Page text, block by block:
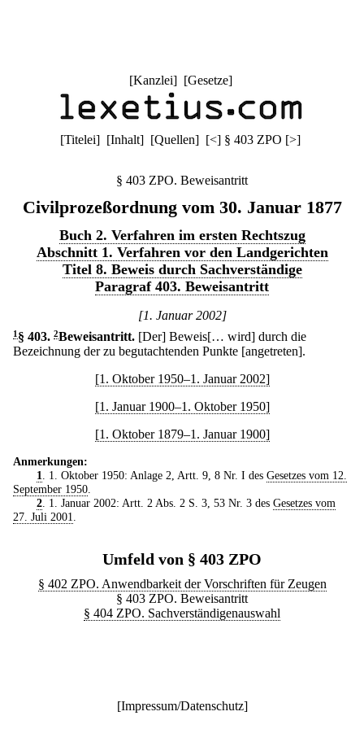
[Kanzlei] [Gesetze]
[Titelei] [Inhalt] [Quellen] [<] § 403 ZPO [>]
§ 403 ZPO. Beweisantritt
Civilprozeßordnung vom 30. Januar 1877
Buch 2. Verfahren im ersten Rechtszug
Abschnitt 1. Verfahren vor den Landgerichten
Titel 8. Beweis durch Sachverständige
Paragraf 403. Beweisantritt
[1. Januar 2002]
1 § 403. 2Beweisantritt. [Der] Beweis[… wird] durch die
Bezeichnung der zu begutachtenden Punkte [angetreten].
[1. Oktober 1950–1. Januar 2002]
[1. Januar 1900–1. Oktober 1950]
[1. Oktober 1879–1. Januar 1900]
Anmerkungen:
1
. 1. Oktober 1950: Anlage 2, Artt. 9, 8 Nr. I des Gesetzes vom 12.
September 1950
2. 1. Januar 2002: Artt. 2 Abs. 2 S. 3, 53 Nr. 3 des Gesetzes vom
27. Juli 2001
Umfeld von § 403 ZPO
§ 402 ZPO. Anwendbarkeit der Vorschriften für Zeugen
§ 403 ZPO. Beweisantritt
§ 404 ZPO. Sachverständigenauswahl
[Impressum/Datenschutz]